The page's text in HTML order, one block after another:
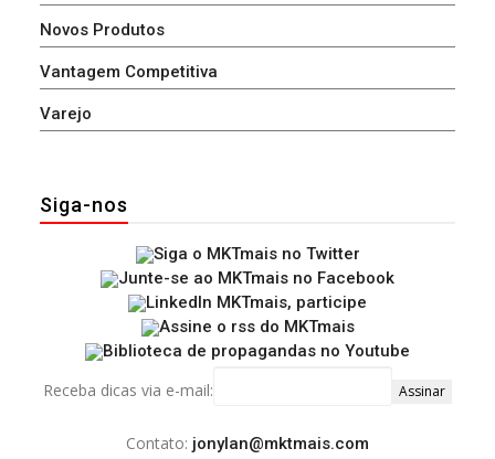
Novos Produtos
Vantagem Competitiva
Varejo
Siga-nos
Receba dicas via e-mail:
Contato: jonylan@mktmais.com